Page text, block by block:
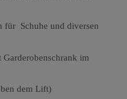
für Schuhe und diversen
im
dem Lift)